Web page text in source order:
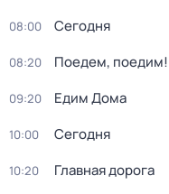
08:00 Сегодня
08:20 Поедем, поедим!
09:20 Едим Дома
10:00 Сегодня
10:20 Главная дорога